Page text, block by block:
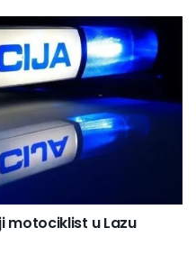
motociklist u Lazu